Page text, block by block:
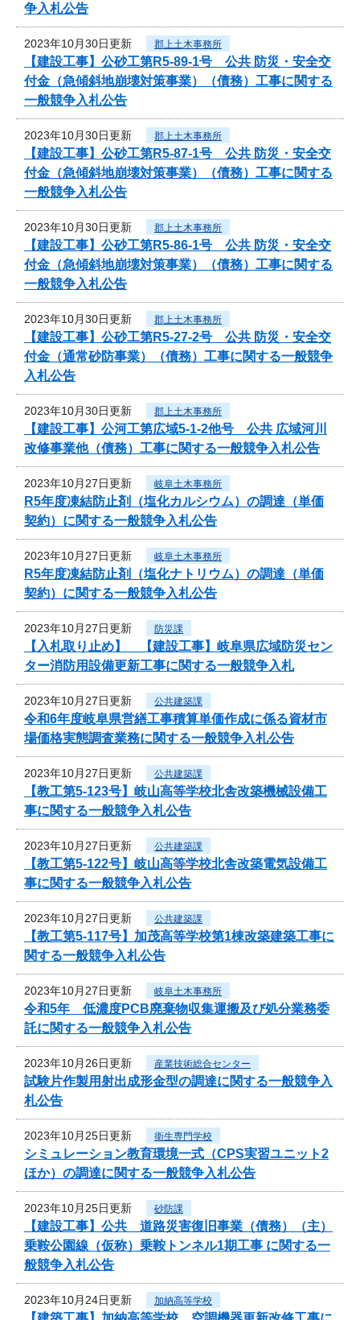
争入札公告
2023年10月30日更新 郡上土木事務所
【建設工事】公砂工第R5-89-1号 公共 防災・安全交
付金（急傾斜地崩壊対策事業）（債務）工事に関する
一般競争入札公告
2023年10月30日更新 郡上土木事務所
【建設工事】公砂工第R5-87-1号 公共 防災・安全交
付金（急傾斜地崩壊対策事業）（債務）工事に関する
一般競争入札公告
2023年10月30日更新 郡上土木事務所
【建設工事】公砂工第R5-86-1号 公共 防災・安全交
付金（急傾斜地崩壊対策事業）（債務）工事に関する
一般競争入札公告
2023年10月30日更新 郡上土木事務所
【建設工事】公砂工第R5-27-2号 公共 防災・安全交
付金（通常砂防事業）（債務）工事に関する一般競争
入札公告
2023年10月30日更新 郡上土木事務所
【建設工事】公河工第広域5-1-2他号 公共 広域河川
改修事業他（債務）工事に関する一般競争入札公告
2023年10月27日更新 岐阜土木事務所
R5年度凍結防止剤（塩化カルシウム）の調達（単価
契約）に関する一般競争入札公告
2023年10月27日更新 岐阜土木事務所
R5年度凍結防止剤（塩化ナトリウム）の調達（単価
契約）に関する一般競争入札公告
2023年10月27日更新 防災課
【入札取り止め】 【建設工事】岐阜県広域防災セン
ター消防用設備更新工事に関する一般競争入札
2023年10月27日更新 公共建築課
令和6年度岐阜県営繕工事積算単価作成に係る資材市
場価格実態調査業務に関する一般競争入札公告
2023年10月27日更新 公共建築課
【教工第5-123号】岐山高等学校北舎改築機械設備工
事に関する一般競争入札公告
2023年10月27日更新 公共建築課
【教工第5-122号】岐山高等学校北舎改築電気設備工
事に関する一般競争入札公告
2023年10月27日更新 公共建築課
【教工第5-117号】加茂高等学校第1棟改築建築工事に
関する一般競争入札公告
2023年10月27日更新 岐阜土木事務所
令和5年 低濃度PCB廃棄物収集運搬及び処分業務委
託に関する一般競争入札公告
2023年10月26日更新 産業技術総合センター
試験片作製用射出成形金型の調達に関する一般競争入
札公告
2023年10月25日更新 衛生専門学校
シミュレーション教育環境一式（CPS実習ユニット2
ほか）の調達に関する一般競争入札公告
2023年10月25日更新 砂防課
【建設工事】公共 道路災害復旧事業（債務）（主）
乗鞍公園線（仮称）乗鞍トンネル1期工事 に関する一
般競争入札公告
2023年10月24日更新 加納高等学校